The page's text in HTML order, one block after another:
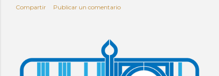
Compartir Publicar un comentario